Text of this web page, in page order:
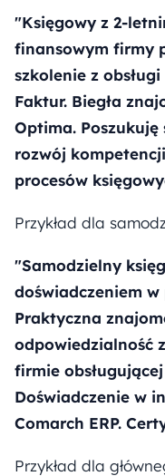
"Księgowy z 2-
finansowym firmy
szkolenie z
Faktur. Biegła
Optima.
rozwój
procesów
Przykład dla
"Samodzielny
doświadczeniem w
Praktyczna
odpowiedzialność
firmie
Doświadczenie w
Comarch ERP.
Przykład dla